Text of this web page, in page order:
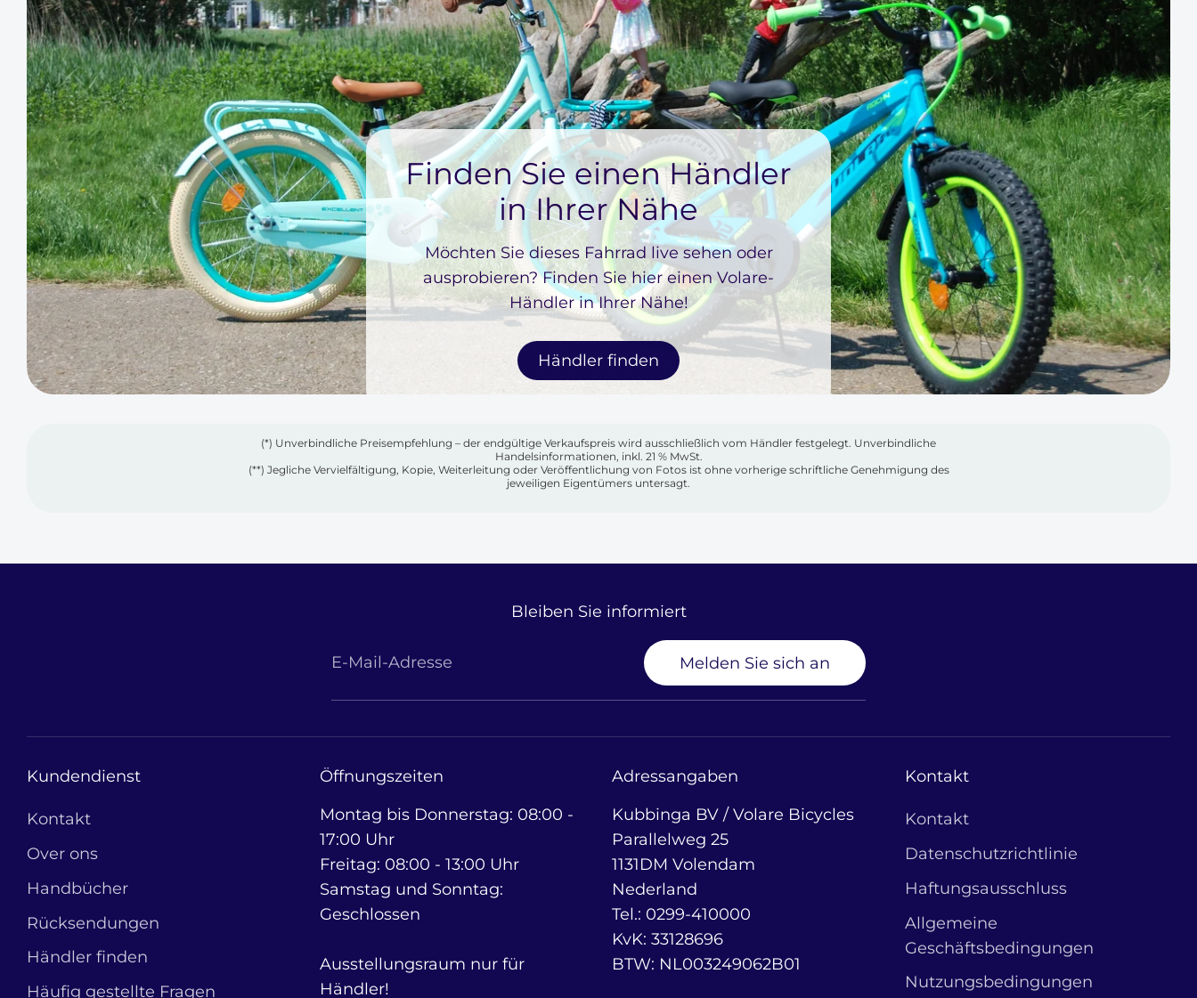
Finden Sie einen Händler
in Ihrer Nähe
Möchten Sie dieses Fahrrad live sehen oder
ausprobieren? Finden Sie hier einen Volare-
Händler in Ihrer Nähe!
Händler finden
(*) Unverbindliche Preisempfehlung – der endgültige Verkaufspreis wird ausschließlich vom Händler festgelegt. Unverbindliche
Handelsinformationen, inkl. 21 % MwSt.
(**) Jegliche Vervielfältigung, Kopie, Weiterleitung oder Veröffentlichung von Fotos ist ohne vorherige schriftliche Genehmigung des
jeweiligen Eigentümers untersagt.
Bleiben Sie informiert
E-Mail-Adresse Melden Sie sich an
Kundendienst
Kontakt
Over ons
Handbücher
Rücksendungen
Händler finden
Häufig gestellte Fragen
Öffnungszeiten
Montag bis Donnerstag: 08:00 -
17:00 Uhr
Freitag: 08:00 - 13:00 Uhr
Samstag und Sonntag:
Geschlossen
Ausstellungsraum nur für
Händler!
Adressangaben
Kubbinga BV / Volare Bicycles
Parallelweg 25
1131DM Volendam
Nederland
Tel.: 0299-410000
KvK: 33128696
BTW: NL003249062B01
Kontakt
Kontakt
Datenschutzrichtlinie
Haftungsausschluss
Allgemeine
Geschäftsbedingungen
Nutzungsbedingungen